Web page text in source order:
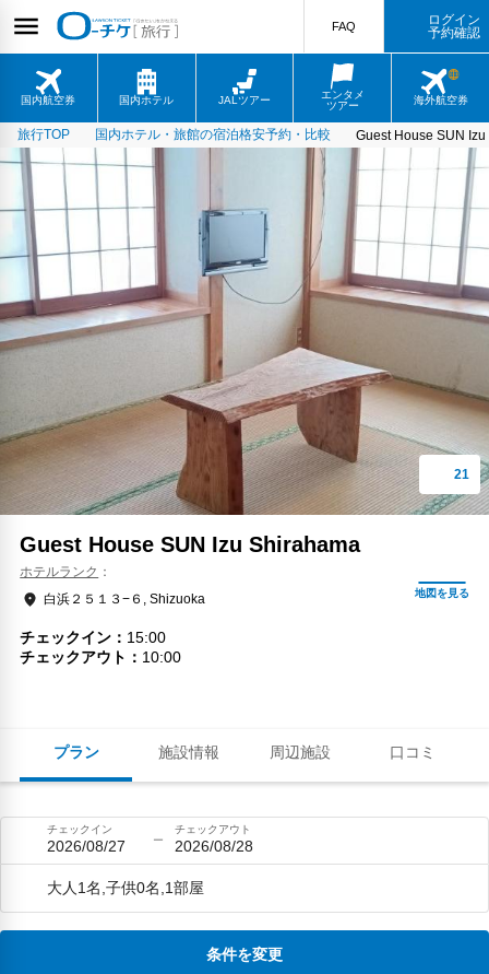
国内航空券 国内ホテル JALツアー
エンタメ
ツアー
海外航空券
FAQ
ログイン
予約確認
旅行TOP 国内ホテル・旅館の宿泊格安予約・比較 Guest House SUN
プラン 施設情報 周辺施設 口コミ
Guest House SUN Izu Shirahama
ホテルランク
白浜２５１３−６, Shizuoka
チェックイン
15:00
チェックアウト
10:00
チェックイン
2026/08/27
チェックアウト
2026/08/28
大人1名,子供0名,1部屋
条件を変更